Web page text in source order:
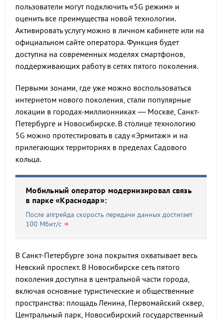
пользователи могут подключить «5G режим» и
оценить все преимущества новой технологии.
Активировать услугу можно в личном кабинете или на
официальном сайте оператора. Функция будет
доступна на современных моделях смартфонов,
поддерживающих работу в сетях пятого поколения.
Первыми зонами, где уже можно воспользоваться
интернетом нового поколения, стали популярные
локации в городах-миллионниках — Москве, Санкт-
Петербурге и Новосибирске. В столице технологию
5G можно протестировать в саду «Эрмитаж» и на
прилегающих территориях в пределах Садового
кольца.
Мобильный оператор модернизировал связь
в парке «Краснодар»:
После апгрейда скорость передачи данных достигает
100 Мбит/с
В Санкт-Петербурге зона покрытия охватывает весь
Невский проспект. В Новосибирске сеть пятого
поколения доступна в центральной части города,
включая основные туристические и общественные
пространства: площадь Ленина, Первомайский сквер,
Центральный парк, Новосибирский государственный